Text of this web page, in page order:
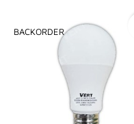
BACKORDER